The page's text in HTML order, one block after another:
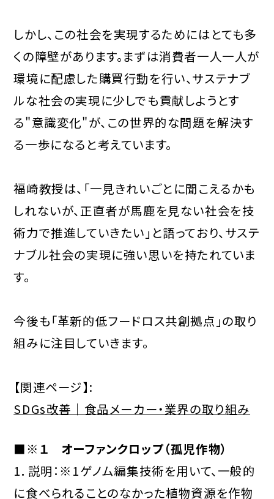
しかし、この社会を実現するためにはとても多
くの障壁があります。まずは消費者一人一人が
環境に配慮した購買行動を行い、サステナブ
ルな社会の実現に少しでも貢献しようとす
る"意識変化"が、この世界的な問題を解決す
る一歩になると考えています。
福崎教授は、「一見きれいごとに聞こえるかも
しれないが、正直者が馬鹿を見ない社会を技
術力で推進していきたい」と語っており、サステ
ナブル社会の実現に強い思いを持たれていま
す。
今後も「革新的低フードロス共創拠点」の取り
組みに注目していきます。
【関連ページ】:
SDGs改善｜食品メーカー・業界の取り組み
■※１ オーファンクロップ（孤児作物）
1．説明：※1ゲノム編集技術を用いて、一般的
に食べられることのなかった植物資源を作物